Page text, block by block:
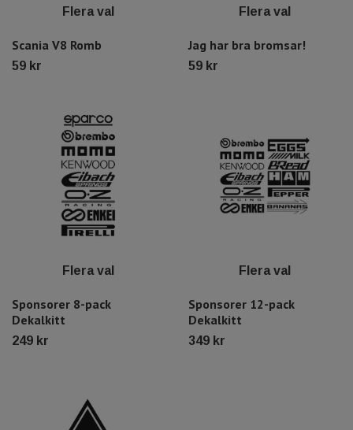
Flera val
Scania V8 Romb
59 kr
Flera val
Jag har bra bromsar!
59 kr
Flera val
Sponsorer 8-pack
Dekalkitt
249 kr
Flera val
Sponsorer 12-pack
Dekalkitt
349 kr